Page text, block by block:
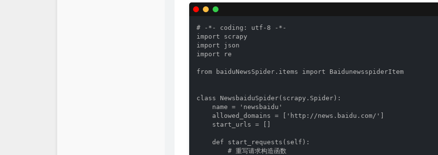
# -*- coding: utf-8 -*-
import scrapy
import json
import re
from baiduNewsSpider.items import BaidunewsspiderItem
class NewsbaiduSpider(scrapy.Spider):
    name = 'newsbaidu'
    allowed_domains = ['http://news.baidu.com/']
    start_urls = []
    def start_requests(self):
        # 重写请求构造函数